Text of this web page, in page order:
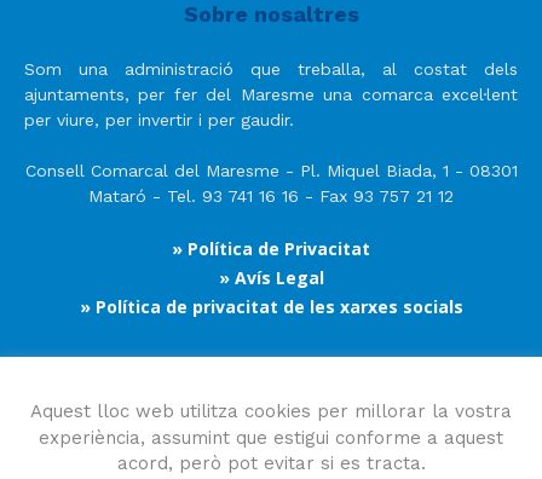
Sobre nosaltres
Som una administració que treballa, al costat dels
ajuntaments, per fer del Maresme una comarca excel·lent
per viure, per invertir i per gaudir.
Consell Comarcal del Maresme - Pl. Miquel Biada, 1 - 08301
Mataró - Tel. 93 741 16 16 - Fax 93 757 21 12
» Política de Privacitat
» Avís Legal
» Política de privacitat de les xarxes socials
Segueix-nos
Aquest lloc web utilitza cookies per millorar la vostra
experiència, assumint que estigui conforme a aquest
acord, però pot evitar si es tracta.